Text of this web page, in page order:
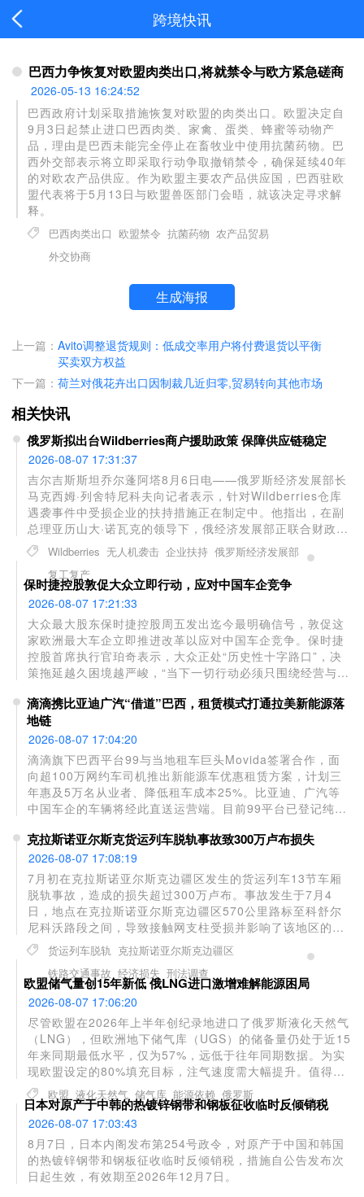
跨境快讯
巴西力争恢复对欧盟肉类出口,将就禁令与欧方紧急磋商
2026-05-13 16:24:52
巴西政府计划采取措施恢复对欧盟的肉类出口。欧盟决定自
9月3日起禁止进口巴西肉类、家禽、蛋类、蜂蜜等动物产
品，理由是巴西未能完全停止在畜牧业中使用抗菌药物。巴
西外交部表示将立即采取行动争取撤销禁令，确保延续40年
的对欧农产品供应。作为欧盟主要农产品供应国，巴西驻欧
盟代表将于5月13日与欧盟兽医部门会晤，就该决定寻求解
释。
巴西肉类出口 欧盟禁令 抗菌药物 农产品贸易
外交协商
生成海报
上一篇： Avito调整退货规则：低成交率用户将付费退货以平衡
买卖双方权益
下一篇： 荷兰对俄花卉出口因制裁几近归零,贸易转向其他市场
相关快讯
俄罗斯拟出台Wildberries商户援助政策 保障供应链稳定
2026-08-07 17:31:37
吉尔吉斯斯坦乔尔蓬阿塔8月6日电——俄罗斯经济发展部长
马克西姆·列舍特尼科夫向记者表示，针对Wildberries仓库
遇袭事件中受损企业的扶持措施正在制定中。他指出，在副
总理亚历山大·诺瓦克的领导下，俄经济发展部正联合财政
部、联邦税务局和中央银行研究一系列援助方案，首要目标
是恢复商品稳定供应并帮助供应商复工复产。近期
Wildberries多个物流中心遭乌克兰无人机袭击后，诺瓦克已
要求制定专项帮扶政策，该电商平台也同步启动了商户援助
计划。
Wildberries 无人机袭击 企业扶持 俄罗斯经济发展部
复工复产
保时捷控股敦促大众立即行动，应对中国车企竞争
2026-08-07 17:21:33
大众最大股东保时捷控股周五发出迄今最明确信号，敦促这
家欧洲最大车企立即推进改革以应对中国车企竞争。保时捷
控股首席执行官珀奇表示，大众正处“历史性十字路口”，决
策拖延越久困境越严峻，“当下一切行动必须只围绕经营与经
系89年来最大规模重组。业绩承压直接诱因包括关税负担
——今年美国关税预计带来40亿欧元成本，以及中国市场销
量大幅下滑，上半年在华销量同比下降25.9%。
滴滴携比亚迪广汽“借道”巴西，租赁模式打通拉美新能源落
地链
2026-08-07 17:04:20
滴滴旗下巴西平台99与当地租车巨头Movida签署合作，面
向超100万网约车司机推出新能源车优惠租赁方案，计划三
年惠及5万名从业者、降低租车成本25%。比亚迪、广汽等
中国车企的车辆将经此直送运营端。目前99平台已登记纯电
万辆新能源车上平台。滴滴正以“出行平台+本地租赁+中国车
厂+充电生态”四角绑定，将国内绿色出行模式复制拉美，为
新能源车企解决海外规模化落地的核心难题。
克拉斯诺亚尔斯克货运列车脱轨事故致300万卢布损失
2026-08-07 17:08:19
7月初在克拉斯诺亚尔斯克边疆区发生的货运列车13节车厢
脱轨事故，造成的损失超过300万卢布。事故发生于7月4
日，地点在克拉斯诺亚尔斯克边疆区570公里路标至科舒尔
尼科沃路段之间，导致接触网支柱受损并影响了该地区的列
车运行。调查显示，事故造成铁轨上部结构和13节脱轨车厢
损坏，运输公司因此蒙受经济损失。目前相关部门已根据
《俄罗斯联邦刑法典》第263条第1款立案调查，指控涉及因
过失违反铁路交通安全运营规定并导致重大损失。
货运列车脱轨 克拉斯诺亚尔斯克边疆区
铁路交通事故 经济损失 刑法调查
欧盟储气量创15年新低 俄LNG进口激增难解能源困局
2026-08-07 17:06:20
尽管欧盟在2026年上半年创纪录地进口了俄罗斯液化天然气
（LNG），但欧洲地下储气库（UGS）的储备量仍处于近15
年来同期最低水平，仅为57%，远低于往年同期数据。为实
现欧盟设定的80%填充目标，注气速度需大幅提升。值得注
意的是，欧盟今年对俄管道气和LNG的进口量分别同比增长
7%和11%，俄气仍占欧盟消费量的12%。法国、比利时和西
班牙是主要进口国，其中比利时7月进口的LNG全部来自俄
罗斯。
欧盟 液化天然气 储气库 能源依赖 俄罗斯
日本对原产于中韩的热镀锌钢带和钢板征收临时反倾销税
2026-08-07 17:03:43
8月7日，日本内阁发布第254号政令，对原产于中国和韩国
的热镀锌钢带和钢板征收临时反倾销税，措施自公告发布次
日起生效，有效期至2026年12月7日。